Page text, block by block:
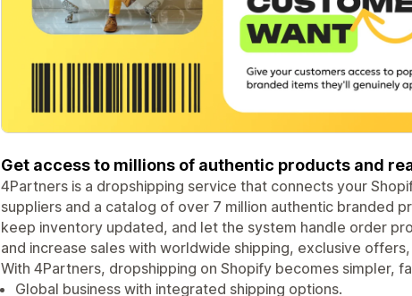
Get access to millions of authentic products and
4Partners is a dropshipping service that connects your
suppliers and a catalog of over 7 million authentic branded
keep inventory updated, and let the system handle order
and increase sales with worldwide shipping, exclusive
With 4Partners, dropshipping on Shopify becomes simpler,
Global business with integrated shipping options.